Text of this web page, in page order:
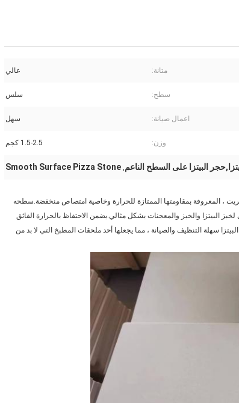
متانة: عالي
سطح: سلس
اعمال صيانة: سهل
وزن: 1.5-2.5 كجم
البيتزا على السطح الناعم,
Smooth Surface Pizza Stone
، المعروفة بمقاومتها الممتازة للحرارة وخاصية امتصاص منخفضة.سطحه
مثالي لخبز البيتزا والخبز والمعجنات بشكل مثالي.يضمن الاحتفاظ بالحرارة الفائق
سهلة التنظيف والصيانة ، مما يجعلها أحد ملحقات المطبخ التي لا بد من